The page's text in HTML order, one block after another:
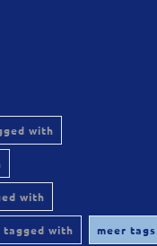
with
with
tagged with meer